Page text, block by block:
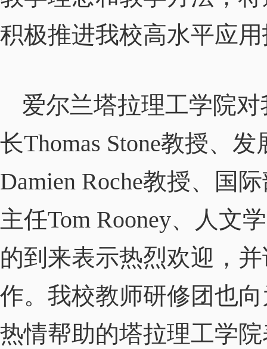
积极推进我校高水平应
爱尔兰塔拉理工学院
长Thomas Stone教授、发
Damien Roche教授、国
主任Tom Rooney、人文
的到来表示热烈欢迎，
作。我校教师研修团也
热情帮助的塔拉理工学